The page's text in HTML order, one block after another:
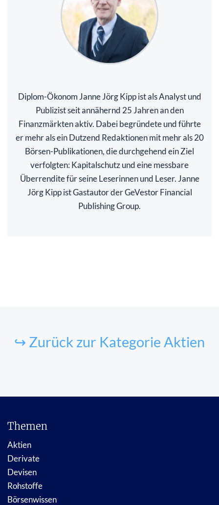
Diplom-Ökonom Janne Jörg Kipp ist als Analyst und
Publizist seit annähernd 25 Jahren an den
Finanzmärkten aktiv. Dabei begründete und führte
er mehr als ein Dutzend Redaktionen mit mehr als 20
Börsen-Publikationen, die durchgehend ein Ziel
verfolgten: Kapitalschutz und eine messbare
Überrendite für seine Leserinnen und Leser. Janne
Jörg Kipp ist Gastautor der GeVestor Financial
Publishing Group.
↪ Zurück zur Kategorie Aktien
Themen
Aktien
Derivate
Devisen
Rohstoffe
Börsenwissen